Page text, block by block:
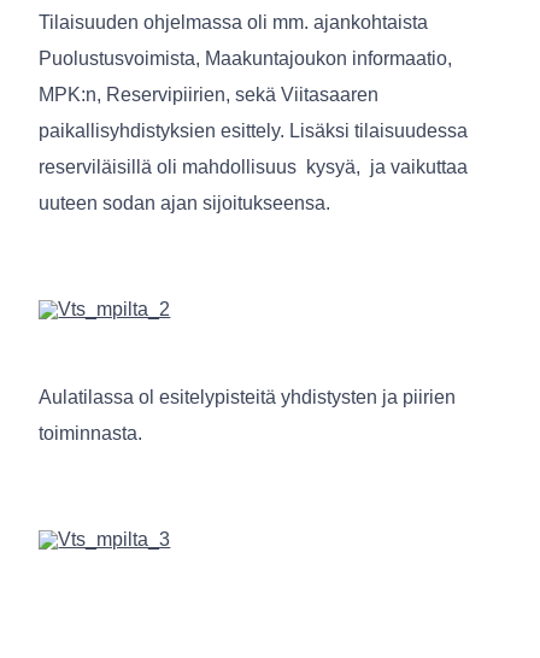
Tilaisuuden ohjelmassa oli mm. ajankohtaista
Puolustusvoimista, Maakuntajoukon informaatio,
MPK:n, Reservipiirien, sekä Viitasaaren
paikallisyhdistyksien esittely. Lisäksi tilaisuudessa
reserviläisillä oli mahdollisuus kysyä, ja vaikuttaa
uuteen sodan ajan sijoitukseensa.
Aulatilassa ol esitelypisteitä yhdistysten ja piirien
toiminnasta.